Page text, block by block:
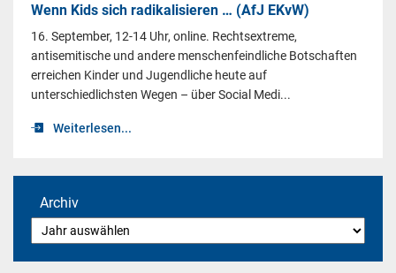
Wenn Kids sich radikalisieren … (AfJ EKvW)
16. September, 12-14 Uhr, online. Rechtsextreme,
antisemitische und andere menschenfeindliche Botschaften
erreichen Kinder und Jugendliche heute auf
unterschiedlichsten Wegen – über Social Medi...
Weiterlesen...
Archiv